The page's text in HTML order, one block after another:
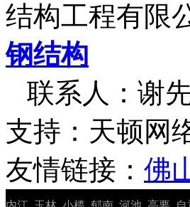
结构工程有
钢结构
联系人：谢
支持：天顿网
友情链接： 佛